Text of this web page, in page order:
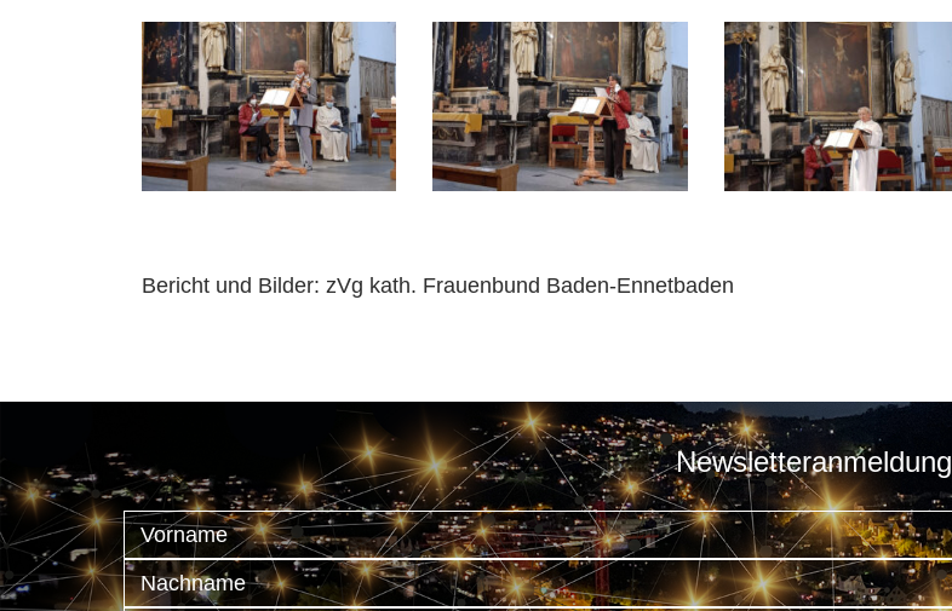
Bericht und Bilder: zVg kath. Frauenbund Baden-Ennetbaden
Newsletteranmeldung